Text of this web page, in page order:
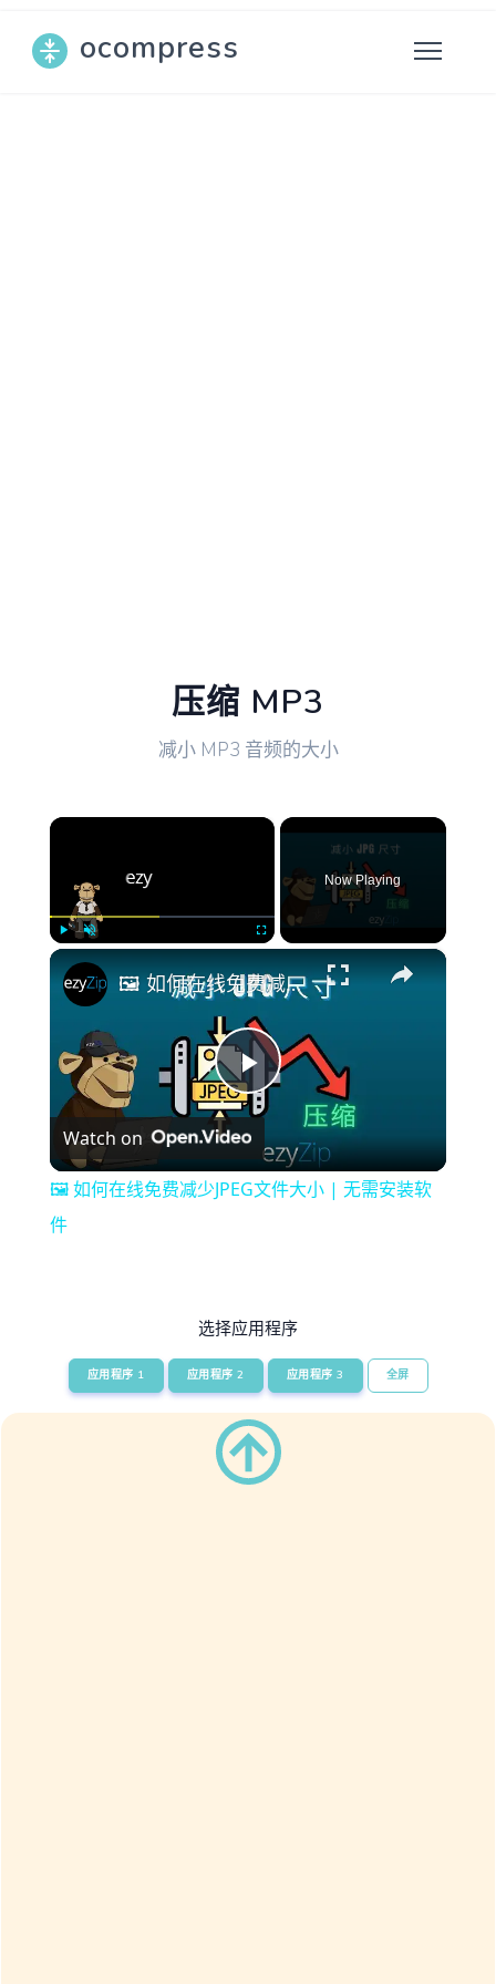
ocompress
压缩 MP3
减小 MP3 音频的大小
×
Now Playing
×
Play
Video
🖼️ 如何在线免费减少JPEG文件大小 | 无需安装软件
Watch on
🖼️ 如何在线免费减少JPEG文件大小 | 无需安装软
件
选择应用程序
应用程序 1 应用程序 2 应用程序 3 全屏